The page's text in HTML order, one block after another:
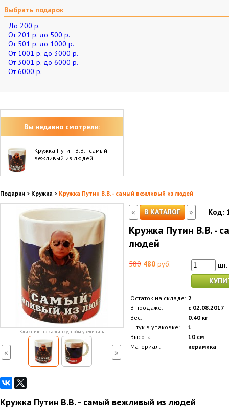
Выбрать подарок
До 200 р.
От 201 р. до 500 р.
От 501 р. до 1000 р.
От 1001 р. до 3000 р.
От 3001 р. до 6000 р.
От 6000 р.
Вы недавно смотрели:
Кружка Путин В.В. - самый
вежливый из людей
Подарки > Кружка > Кружка Путин В.В. - самый вежливый из людей
Кликните на картинку, чтобы увеличить
« »
« В КАТАЛОГ » Код:
Кружка Путин В.В. -
людей
580 480 руб.
шт.
Остаток на складе: 2
В продаже:
с 02.08.2017
Вес:
0.40 кг
Штук в упаковке:
1
Высота:
10 см
Материал:
керамика
Кружка Путин В.В. - самый вежливый из людей